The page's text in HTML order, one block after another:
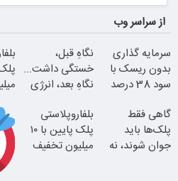
از سراسر وب
سرمایه گذاری
بدون ریسک با
سود 38 درصد
نگاهِ قبل،
خستگی داشت...
نگاهِ بعد، انرژی
گاهی فقط
پلک‌ها باید
جوان شوند، نه
بلفاروپلاستی
پلک پایین با ۱۰
میلیون تخفیف